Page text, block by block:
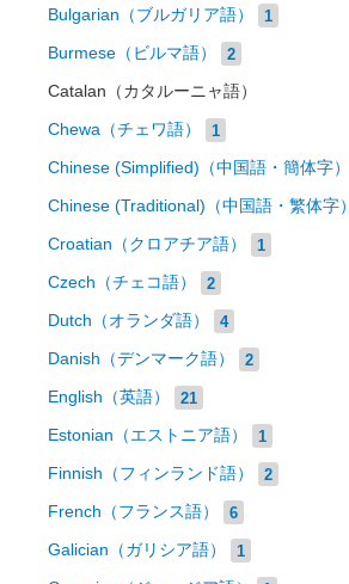
Bulgarian（ブルガリア語） 1
Burmese（ビルマ語） 2
Catalan（カタルーニャ語）
Chewa（チェワ語） 1
Chinese (Simplified)（中国語・簡体字）
Chinese (Traditional)（中国語・繁体字）
Croatian（クロアチア語） 1
Czech（チェコ語） 2
Dutch（オランダ語） 4
Danish（デンマーク語） 2
English（英語） 21
Estonian（エストニア語） 1
Finnish（フィンランド語） 2
French（フランス語） 6
Galician（ガリシア語） 1